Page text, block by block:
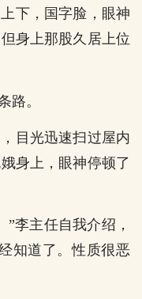
下，国字脸，眼神
身上那股久居上位
路。
目光迅速扫过屋内
身上，眼神停顿了
李主任自我介绍，
知道了。性质很恶